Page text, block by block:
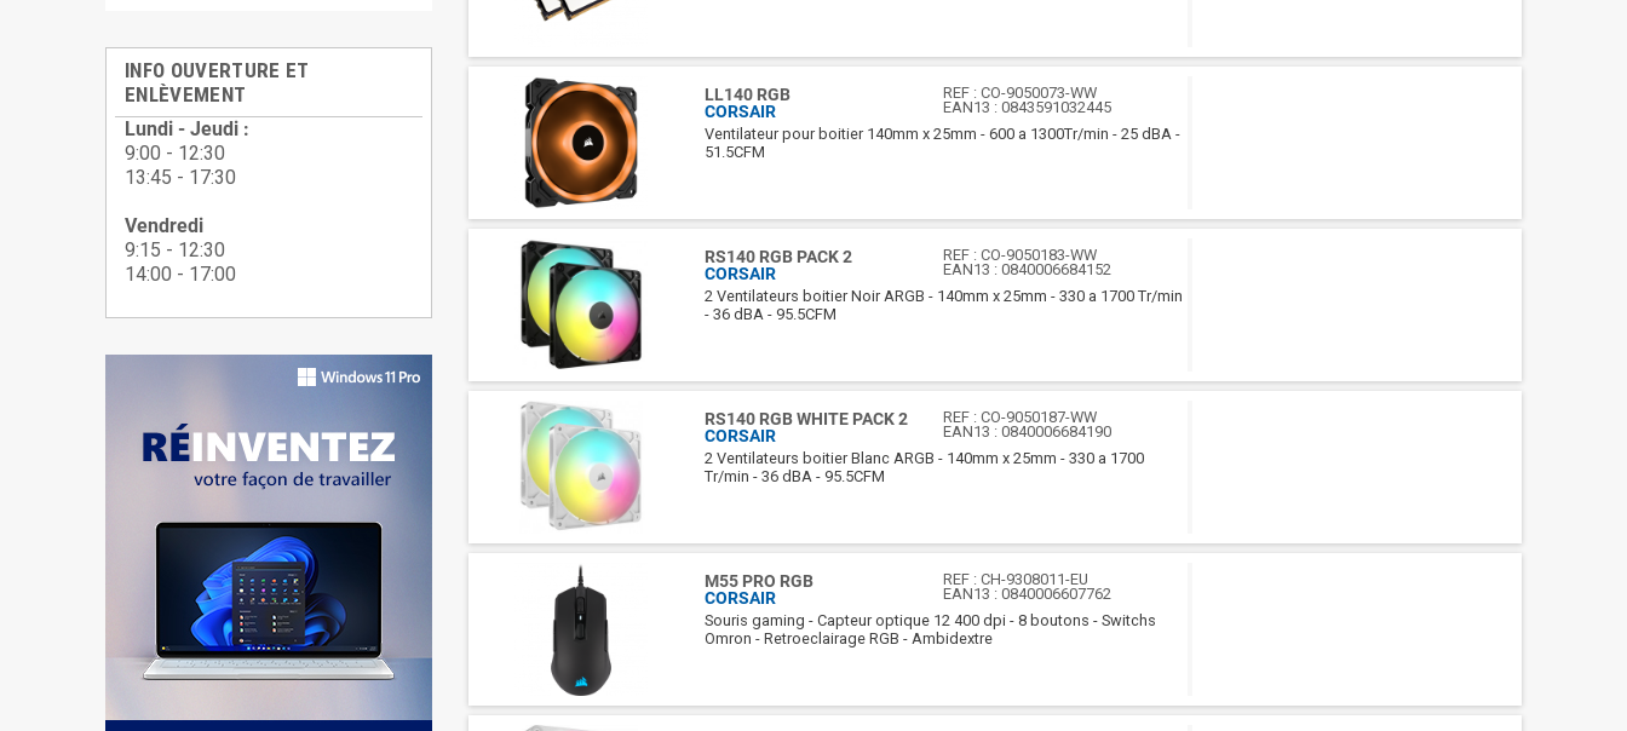
INFO OUVERTURE ET
ENLÈVEMENT
Lundi - Jeudi :
9:00 - 12:30
13:45 - 17:30
Vendredi
9:15 - 12:30
14:00 - 17:00
LL140 RGB
CORSAIR
REF :CO-9050073-WW
EAN13 :0843591032445
Ventilateur pour boitier 140mm x 25mm - 600 a 1300Tr/min - 25 dBA -
51.5CFM
RS140 RGB PACK 2
CORSAIR
REF :CO-9050183-WW
EAN13 :0840006684152
2 Ventilateurs boitier Noir ARGB - 140mm x 25mm - 330 a 1700 Tr/min
- 36 dBA - 95.5CFM
RS140 RGB WHITE PACK 2
CORSAIR
REF :CO-9050187-WW
EAN13 :0840006684190
2 Ventilateurs boitier Blanc ARGB - 140mm x 25mm - 330 a 1700
Tr/min - 36 dBA - 95.5CFM
M55 PRO RGB
CORSAIR
REF :CH-9308011-EU
EAN13 :0840006607762
Souris gaming - Capteur optique 12 400 dpi - 8 boutons - Switchs
Omron - Retroeclairage RGB - Ambidextre